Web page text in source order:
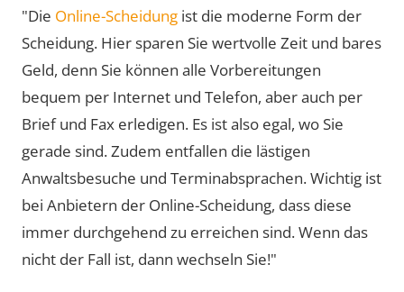
"Die Online-Scheidung ist die moderne Form der
Scheidung. Hier sparen Sie wertvolle Zeit und bares
Geld, denn Sie können alle Vorbereitungen
bequem per Internet und Telefon, aber auch per
Brief und Fax erledigen. Es ist also egal, wo Sie
gerade sind. Zudem entfallen die lästigen
Anwaltsbesuche und Terminabsprachen. Wichtig ist
bei Anbietern der Online-Scheidung, dass diese
immer durchgehend zu erreichen sind. Wenn das
nicht der Fall ist, dann wechseln Sie!"